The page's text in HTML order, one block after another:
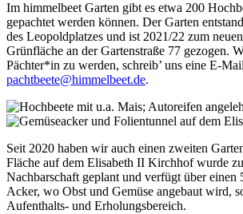
Im himmelbeet Garten gibt es etwa 200
gepachtet werden können. Der Garten
des Leopoldplatzes und ist 2021/22 zum
Grünfläche an der Gartenstraße 77 gezogen.
Pächter*in zu werden, schreib’ uns eine E-
pachtbeete@himmelbeet.de.
Seit 2020 haben wir auch einen zweiten
Fläche auf dem Elisabeth II Kirchhof wurde
Nachbarschaft geplant und verfügt über einen
Acker, wo Obst und Gemüse angebaut wird,
Aufenthalts- und Erholungsbereich.